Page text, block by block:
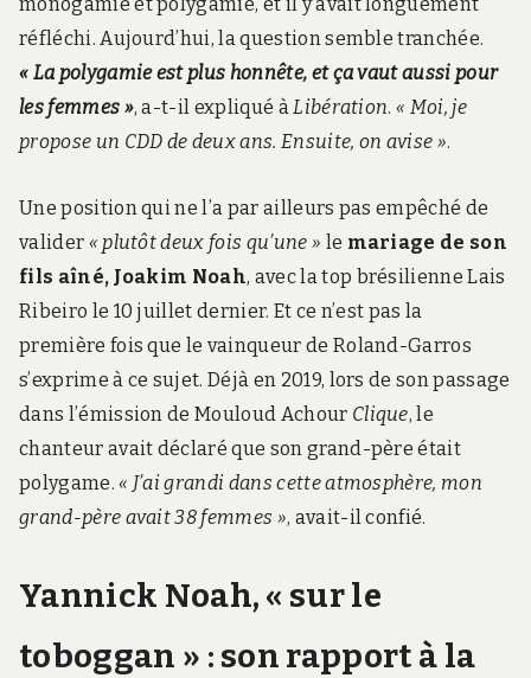
réfléchi. Aujourd’hui, la question semble tranchée.
« La polygamie est plus honnête, et ça vaut aussi pour
les femmes », a-t-il expliqué àLibération. « Moi, je
propose un CDD de deux ans. Ensuite, on avise ».
Une position qui ne l’a par ailleurs pas empêché de
valider « plutôt deux fois qu’une » le mariage de son
fils aîné, Joakim Noah, avec la top brésilienne Lais
Ribeiro le 10 juillet dernier. Et ce n’est pas la
première fois que le vainqueur de Roland-Garros
s’exprime à ce sujet. Déjà en 2019, lors de son passage
dans l’émission de Mouloud Achour Clique, le
chanteur avait déclaré que son grand-père était
polygame.« J’ai grandi dans cette atmosphère, mon
grand-père avait 38 femmes », avait-il confié.
Yannick Noah, « sur le
toboggan » : son rapport à la